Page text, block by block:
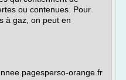
ou contenues. Pour
à gaz, on peut en
orange.fr